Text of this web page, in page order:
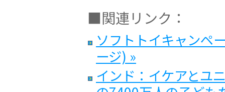
■関連リンク：
ソフトトイキャンペ
ージ) »
インド：イケアとユ